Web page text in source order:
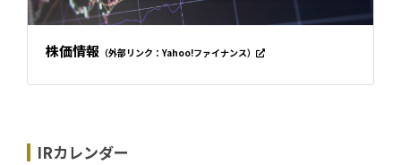
株価情報 （外部リンク：Yahoo!ファイナンス）
IRカレンダー